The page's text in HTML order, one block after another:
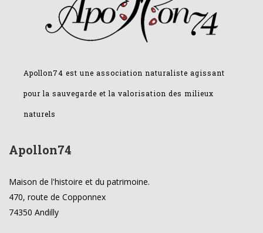
Apollon74 est une association naturaliste agissant
pour la sauvegarde et la valorisation des milieux
naturels
Apollon74
Maison de l'histoire et du patrimoine.
470, route de Copponnex
74350 Andilly